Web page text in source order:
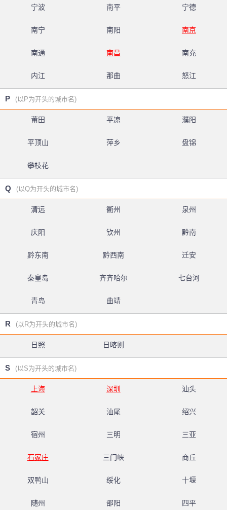
宁波 南平 宁德
南宁 南阳 南京
南通 南昌 南充
内江 那曲 怒江
P (以P为开头的城市名)
莆田 平凉 濮阳
平顶山 萍乡 盘锦
攀枝花
Q (以Q为开头的城市名)
清远 衢州 泉州
庆阳 钦州 黔南
黔东南 黔西南 迁安
秦皇岛 齐齐哈尔 七台河
青岛 曲靖
R (以R为开头的城市名)
日照 日喀则
S (以S为开头的城市名)
上海 深圳 汕头
韶关 汕尾 绍兴
宿州 三明 三亚
石家庄 三门峡 商丘
双鸭山 绥化 十堰
随州 邵阳 四平